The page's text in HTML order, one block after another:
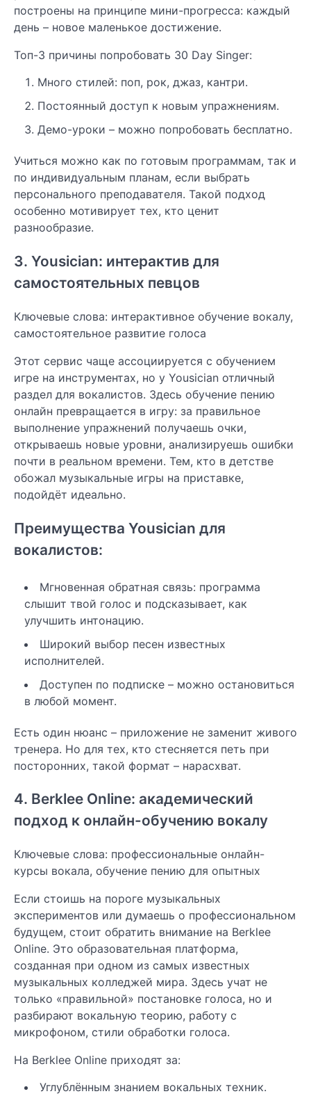
построены на принципе мини-прогресса: каждый
день – новое маленькое достижение.
Топ-3 причины попробовать 30 Day Singer:
Много стилей: поп, рок, джаз, кантри.
Постоянный доступ к новым упражнениям.
Демо-уроки – можно попробовать бесплатно.
Учиться можно как по готовым программам, так и
по индивидуальным планам, если выбрать
персонального преподавателя. Такой подход
особенно мотивирует тех, кто ценит
разнообразие.
3. Yousician: интерактив для
самостоятельных певцов
Ключевые слова: интерактивное обучение вокалу,
самостоятельное развитие голоса
Этот сервис чаще ассоциируется с обучением
игре на инструментах, но у Yousician отличный
раздел для вокалистов. Здесь обучение пению
онлайн превращается в игру: за правильное
выполнение упражнений получаешь очки,
открываешь новые уровни, анализируешь ошибки
почти в реальном времени. Тем, кто в детстве
обожал музыкальные игры на приставке,
подойдёт идеально.
Преимущества Yousician для
вокалистов:
Мгновенная обратная связь: программа
слышит твой голос и подсказывает, как
улучшить интонацию.
Широкий выбор песен известных
исполнителей.
Доступен по подписке – можно остановиться
в любой момент.
Есть один нюанс – приложение не заменит живого
тренера. Но для тех, кто стесняется петь при
посторонних, такой формат – нарасхват.
4. Berklee Online: академический
подход к онлайн-обучению вокалу
Ключевые слова: профессиональные онлайн-
курсы вокала, обучение пению для опытных
Если стоишь на пороге музыкальных
экспериментов или думаешь о профессиональном
будущем, стоит обратить внимание на Berklee
Online. Это образовательная платформа,
созданная при одном из самых известных
музыкальных колледжей мира. Здесь учат не
только «правильной» постановке голоса, но и
разбирают вокальную теорию, работу с
микрофоном, стили обработки голоса.
На Berklee Online приходят за:
Углублённым знанием вокальных техник.